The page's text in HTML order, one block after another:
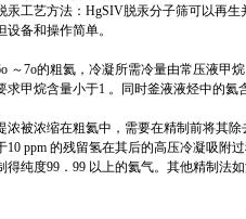
汞工艺方法：HgSIV脱汞分子筛可以再
备和操作简单。
～7o的粗氦，冷凝所需冷量由常压液甲
甲烷含量小于1 。同时釜液液烃中的氦
浓被浓缩在粗氦中，需要在精制前将其
ppm 的残留氢在其后的高压冷凝吸附
纯度99．99 以上的氦气。其他精制法